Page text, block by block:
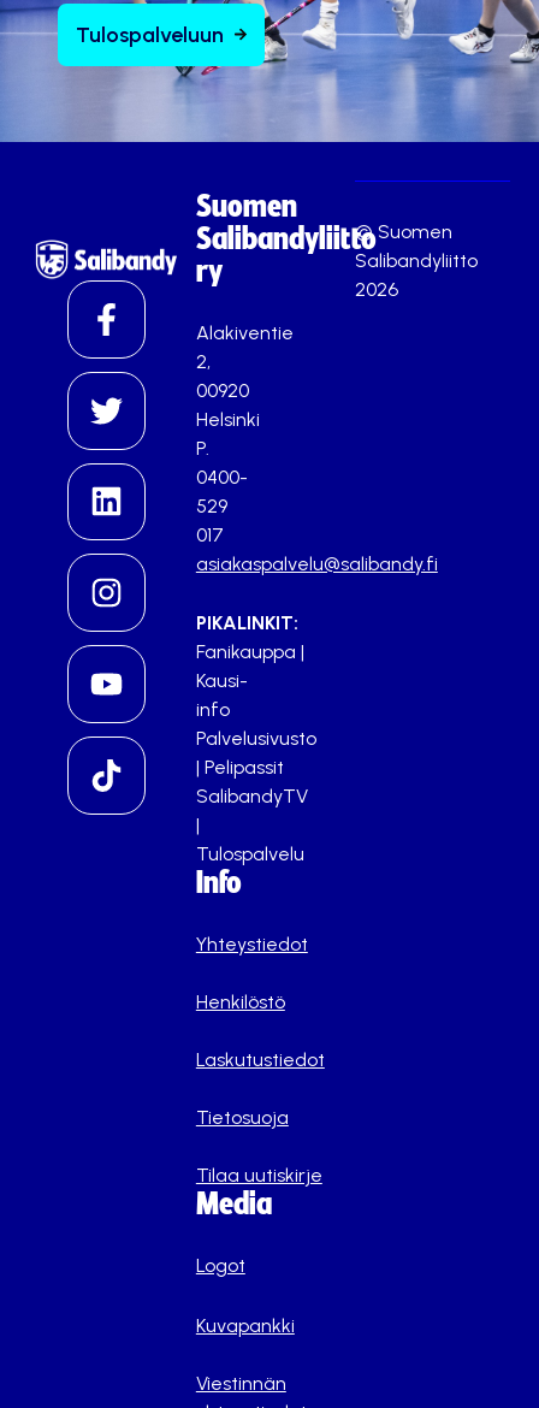
Tulospalveluun
Suomen
Salibandyliitto
ry
Alakiventie
2,
00920
Helsinki
P.
0400-
529
017
asiakaspalvelu@salibandy.fi
PIKALINKIT:
Fanikauppa |
Kausi-
info
Palvelusivusto
| Pelipassit
SalibandyTV
|
Tulospalvelu
Info
Yhteystiedot
Henkilöstö
Laskutustiedot
Tietosuoja
Tilaa uutiskirje
Media
Logot
Kuvapankki
Viestinnän
© Suomen
Salibandyliitto
2026